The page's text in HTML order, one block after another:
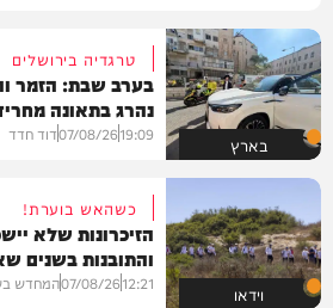
בארץ
טרגדיה בירושלים
בערב שבת: הזמר
נהרג בתאונה
19:09
07/08/26דוד חדד
וידאו
כשהאש בוערת!
הזיכרונות שלא
והתובנות בשנים
12:21
07/08/26המחדש